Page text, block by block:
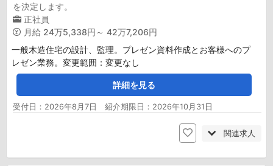
を決定します。
正社員
月給 24万5,338円～ 42万7,206円
一般木造住宅の設計、監理。プレゼン資料作成とお客様へのプ
レゼン業務。変更範囲：変更なし
詳細を見る
受付日：2026年8月7日 紹介期限日：2026年10月31日
関連求人